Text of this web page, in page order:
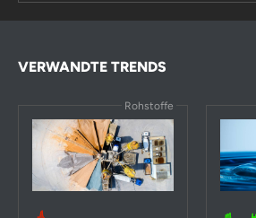
VERWANDTE TRENDS
Rohstoffe